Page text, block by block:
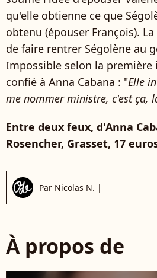
qu'elle obtienne ce que
obtenu (épouser François).
de faire rentrer Ségolène au
Impossible selon la première
confié à Anna Cabana : "Elle
me nommer ministre, c'est ça,
Entre deux feux, d'Anna
Rosencher, Grasset, 17
Par Nicolas N. |
À propos de